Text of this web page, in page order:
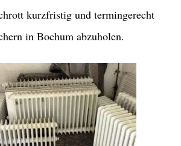
kurzfristig und termingerecht
in Bochum abzuholen.